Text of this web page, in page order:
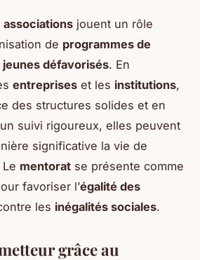
associations jouent un rôle
de programmes de
jeunes défavorisés. En
entreprises et les institutions,
des structures solides et en
un suivi rigoureux, elles peuvent
significative la vie de
Le mentorat se présente comme
favoriser l’égalité des
les inégalités sociales.
grâce au